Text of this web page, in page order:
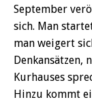
September
sich. Man
man weigert
Denkansätzen,
Kurhauses
Hinzu kommt